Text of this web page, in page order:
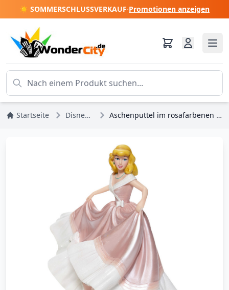
☀️ SOMMERSCHLUSSVERKAUF·Promotionen anzeigen
Startseite Disney-Prinzessinnen Aschenputtel im rosafarbenen Kleid – Disney-Haute-Couture-Schaufenster